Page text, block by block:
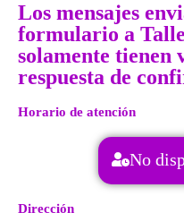
Los mensajes
formulario a
solamente tienen
respuesta de
Horario de atención
No
Dirección